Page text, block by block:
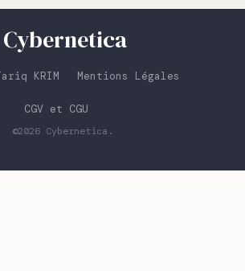
Cybernetica
KRIM Mentions Légales
CGV et CGU
©2026 Cybernetica .